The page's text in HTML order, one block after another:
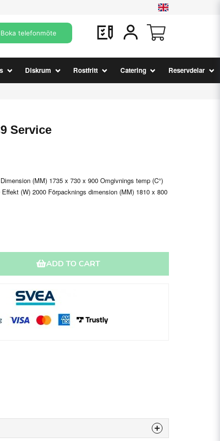
Boka telefonmöte
Diskrum Rostfritt Catering Reservdelar
Service
(MM) 1735 x 730 x 900 Omgivnings temp (C°)
(W) 2000 Förpacknings dimension (MM) 1810 x 800
ADD TO CART